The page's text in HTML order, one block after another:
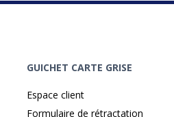
GUICHET CARTE GRISE
Espace client
Formulaire de rétractation